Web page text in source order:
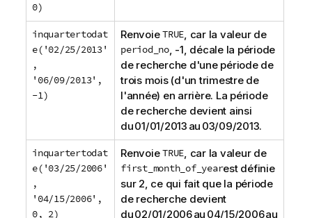
0)
inquartertodat
e('02/25/2013'
,
'06/09/2013',
-1)
RenvoieTRUE, car la valeur de
period_no, -1, décale la période
de recherche d'une période de
trois mois (d'un trimestre de
l'année) en arrière. La période
de recherche devient ainsi
du 01/01/2013 au 03/09/2013.
inquartertodat
e('03/25/2006'
,
'04/15/2006',
0, 2)
RenvoieTRUE, car la valeur de
first_month_of_yearest définie
sur 2, ce qui fait que la période
de recherche devient
du 02/01/2006 au 04/15/2006 au